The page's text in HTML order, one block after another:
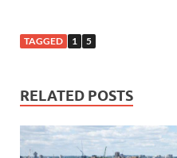
TAGGED 1 5
RELATED POSTS